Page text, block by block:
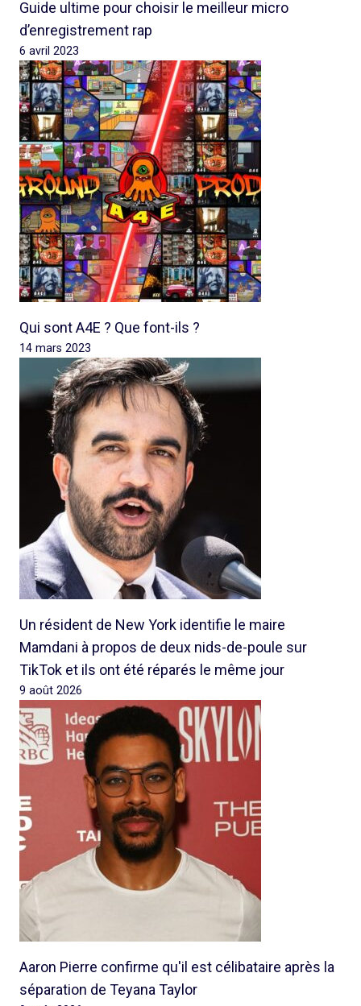
Guide ultime pour choisir le meilleur micro
d’enregistrement rap
6 avril 2023
Qui sont A4E ? Que font-ils ?
14 mars 2023
Un résident de New York identifie le maire
Mamdani à propos de deux nids-de-poule sur
TikTok et ils ont été réparés le même jour
9 août 2026
Aaron Pierre confirme qu'il est célibataire après la
séparation de Teyana Taylor